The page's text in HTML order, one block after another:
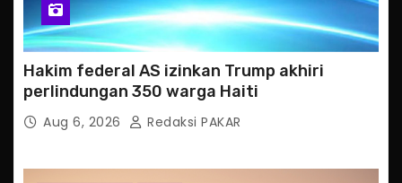
Hakim federal AS izinkan Trump akhiri
perlindungan 350 warga Haiti
Aug 6, 2026 Redaksi PAKAR